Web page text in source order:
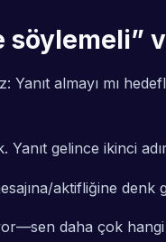
Yanıt almayı mı
gelince ikinci
aktifliğine
daha çok